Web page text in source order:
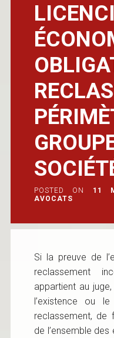
POSTED ON 11
AVOCATS
Si la preuve de
reclassement
appartient au
l’existence ou
reclassement, de
de l’ensemble